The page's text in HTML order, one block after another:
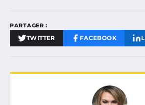
PARTAGER :
TWITTER FACEBOOK